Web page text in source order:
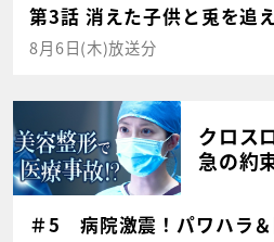
第3話 消えた子供と兎を追
8月6日(木)放送分
クロス
急の約
＃5 病院激震！パワハラ